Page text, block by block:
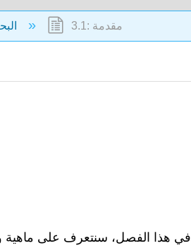
3.1: مقدمة
في هذا الفصل، سنتعرف على ماهية